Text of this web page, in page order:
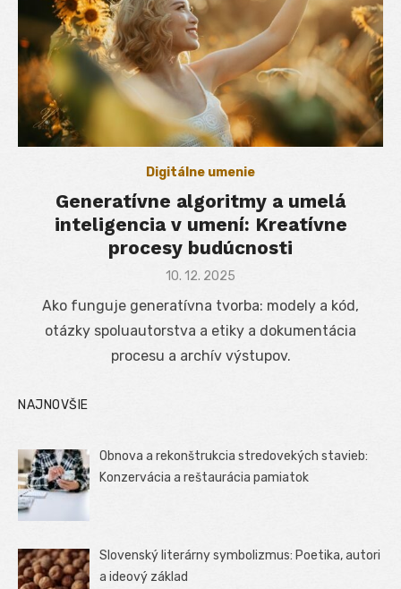
Digitálne umenie
Generatívne algoritmy a umelá
inteligencia v umení: Kreatívne
procesy budúcnosti
Posted
10. 12. 2025
Ako funguje generatívna tvorba: modely a kód,
otázky spoluautorstva a etiky a dokumentácia
procesu a archív výstupov.
NAJNOVŠIE
Obnova a rekonštrukcia stredovekých stavieb:
Konzervácia a reštaurácia pamiatok
Slovenský literárny symbolizmus: Poetika, autori
a ideový základ